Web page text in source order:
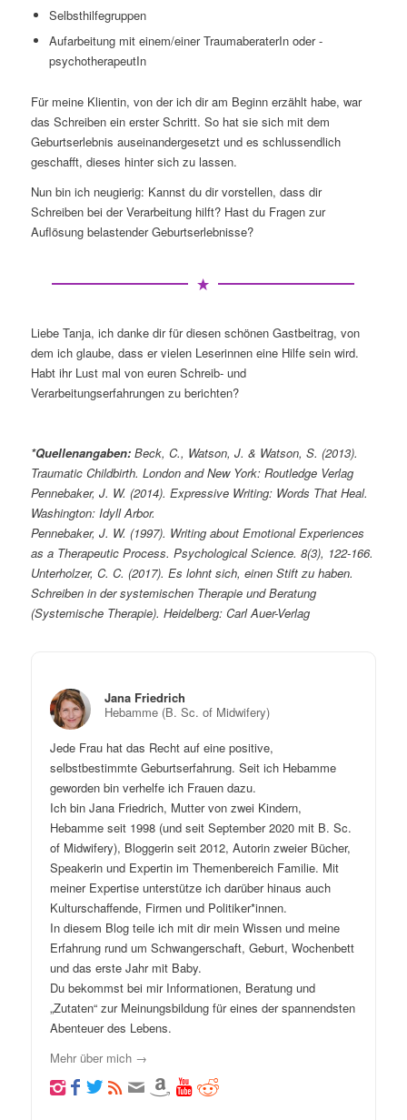
Selbsthilfegruppen
Aufarbeitung mit einem/einer TraumaberaterIn oder -
psychotherapeutIn
Für meine Klientin, von der ich dir am Beginn erzählt habe, war
das Schreiben ein erster Schritt. So hat sie sich mit dem
Geburtserlebnis auseinandergesetzt und es schlussendlich
geschafft, dieses hinter sich zu lassen.
Nun bin ich neugierig: Kannst du dir vorstellen, dass dir
Schreiben bei der Verarbeitung hilft? Hast du Fragen zur
Auflösung belastender Geburtserlebnisse?
Liebe Tanja, ich danke dir für diesen schönen Gastbeitrag, von
dem ich glaube, dass er vielen Leserinnen eine Hilfe sein wird.
Habt ihr Lust mal von euren Schreib- und
Verarbeitungserfahrungen zu berichten?
*Quellenangaben:Beck, C., Watson, J. & Watson, S. (2013).
Traumatic Childbirth. London and New York: Routledge Verlag
Pennebaker, J. W. (2014). Expressive Writing: Words That Heal.
Washington: Idyll Arbor.
Pennebaker, J. W. (1997). Writing about Emotional Experiences
as a Therapeutic Process. Psychological Science. 8(3), 122-166.
Unterholzer, C. C. (2017). Es lohnt sich, einen Stift zu haben.
Schreiben in der systemischen Therapie und Beratung
(Systemische Therapie). Heidelberg: Carl Auer-Verlag
Jana Friedrich
Hebamme (B. Sc. of Midwifery)
Jede Frau hat das Recht auf eine positive,
selbstbestimmte Geburtserfahrung. Seit ich Hebamme
geworden bin verhelfe ich Frauen dazu.
Ich bin Jana Friedrich, Mutter von zwei Kindern,
Hebamme seit 1998 (und seit September 2020 mit B. Sc.
of Midwifery), Bloggerin seit 2012, Autorin zweier Bücher,
Speakerin und Expertin im Themenbereich Familie. Mit
meiner Expertise unterstütze ich darüber hinaus auch
Kulturschaffende, Firmen und Politiker*innen.
In diesem Blog teile ich mit dir mein Wissen und meine
Erfahrung rund um Schwangerschaft, Geburt, Wochenbett
und das erste Jahr mit Baby.
Du bekommst bei mir Informationen, Beratung und
„Zutaten“ zur Meinungsbildung für eines der spannendsten
Abenteuer des Lebens.
Mehr über mich →